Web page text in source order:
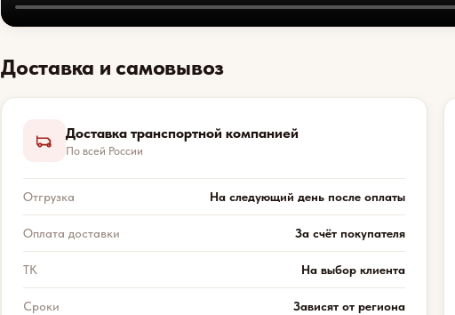
Доставка и самовывоз
Доставка транспортной компанией
По всей России
Отгрузка На следующий день после оплаты
Оплата доставки За счёт покупателя
ТК На выбор клиента
Сроки Зависят от региона